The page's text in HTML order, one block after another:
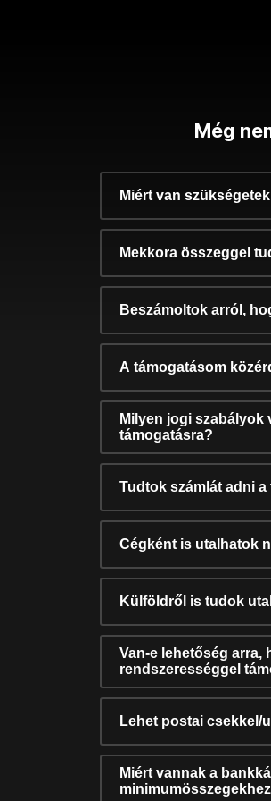
Még
Miért van
Mekkora összeggel
Beszámoltok arról,
A támogatásom
Milyen jogi szabályok
támogatásra?
Tudtok számlát adni
Cégként is utalhatok
Külföldről is tudok
Van-e lehetőség arra,
rendszerességgel
Lehet postai csekkel/
Miért vannak a